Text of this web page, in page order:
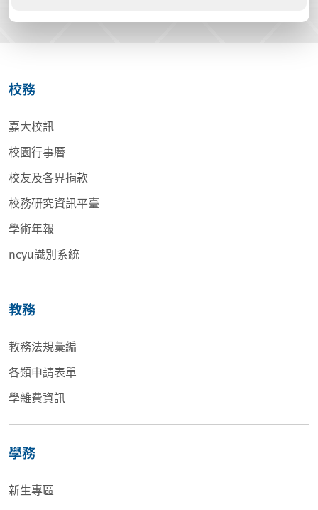
校務
嘉大校訊
校園行事曆
校友及各界捐款
校務研究資訊平臺
學術年報
ncyu識別系統
教務
教務法規彙編
各類申請表單
學雜費資訊
學務
新生專區